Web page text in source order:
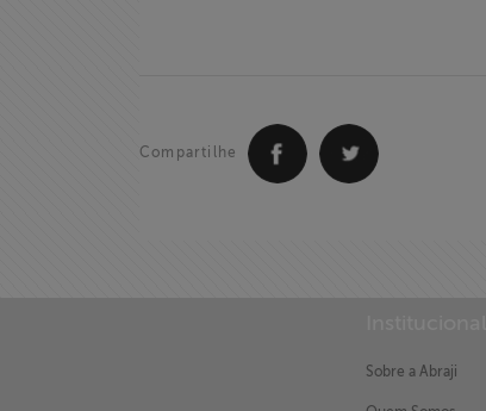
Compartilhe
Sobre a Abraji